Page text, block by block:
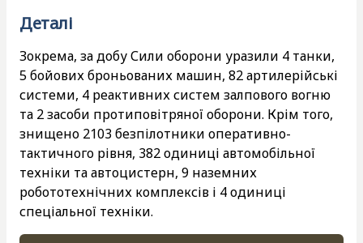
Деталі
Зокрема, за добу Сили оборони уразили 4 танки,
5 бойових броньованих машин, 82 артилерійські
системи, 4 реактивних систем залпового вогню
та 2 засоби протиповітряної оборони. Крім того,
знищено 2103 безпілотники оперативно-
тактичного рівня, 382 одиниці автомобільної
техніки та автоцистерн, 9 наземних
робототехнічних комплексів і 4 одиниці
спеціальної техніки.